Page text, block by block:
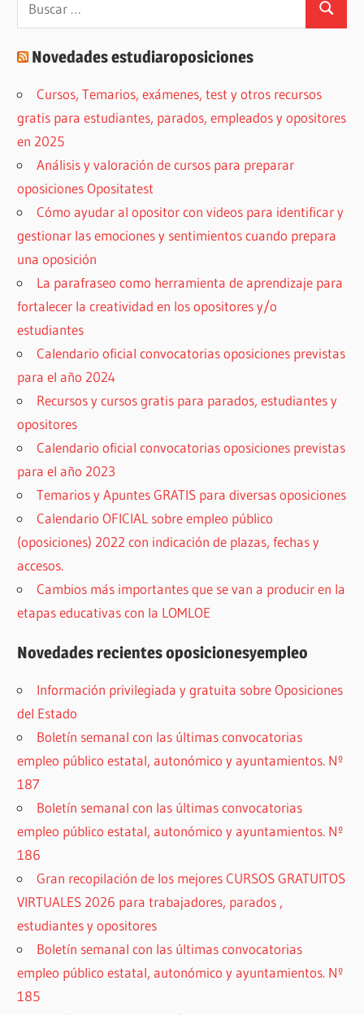
Buscar
Novedades estudiaroposiciones
Cursos, Temarios, exámenes, test y otros recursos
gratis para estudiantes, parados, empleados y opositores
en 2025
Análisis y valoración de cursos para preparar
oposiciones Opositatest
Cómo ayudar al opositor con videos para identificar y
gestionar las emociones y sentimientos cuando prepara
una oposición
La parafraseo como herramienta de aprendizaje para
fortalecer la creatividad en los opositores y/o
estudiantes
Calendario oficial convocatorias oposiciones previstas
para el año 2024
Recursos y cursos gratis para parados, estudiantes y
opositores
Calendario oficial convocatorias oposiciones previstas
para el año 2023
Temarios y Apuntes GRATIS para diversas oposiciones
Calendario OFICIAL sobre empleo público
(oposiciones) 2022 con indicación de plazas, fechas y
accesos.
Cambios más importantes que se van a producir en la
etapas educativas con la LOMLOE
Novedades recientes oposicionesyempleo
Información privilegiada y gratuita sobre Oposiciones
del Estado
Boletín semanal con las últimas convocatorias
empleo público estatal, autonómico y ayuntamientos. Nº
187
Boletín semanal con las últimas convocatorias
empleo público estatal, autonómico y ayuntamientos. Nº
186
Gran recopilación de los mejores CURSOS GRATUITOS
VIRTUALES 2026 para trabajadores, parados ,
estudiantes y opositores
Boletín semanal con las últimas convocatorias
empleo público estatal, autonómico y ayuntamientos. Nº
185